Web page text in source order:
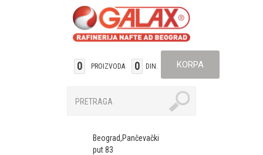
0 PROIZVODA 0 DIN. KORPA
Beograd,Pančevački
put 83